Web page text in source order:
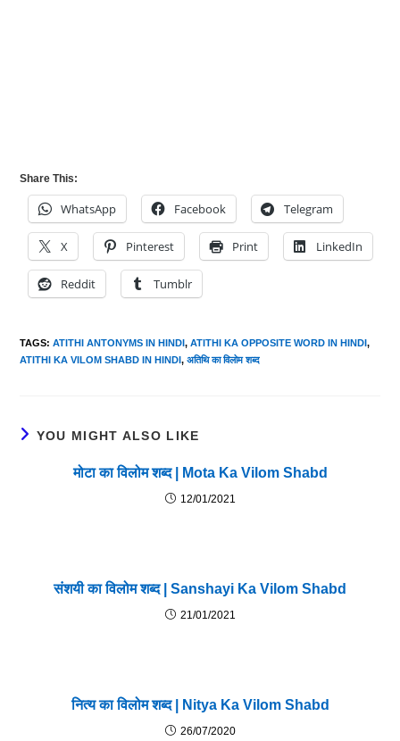
Share This:
WhatsApp Facebook Telegram
X Pinterest Print LinkedIn
Reddit Tumblr
TAGS:ATITHI ANTONYMS IN HINDI, ATITHI KA OPPOSITE WORD IN HINDI,
ATITHI KA VILOM SHABD IN HINDI, अतिथि का विलोम शब्द
YOU MIGHT ALSO LIKE
मोटा का विलोम शब्द | Mota Ka Vilom Shabd
12/01/2021
संशयी का विलोम शब्द | Sanshayi Ka Vilom Shabd
21/01/2021
नित्य का विलोम शब्द | Nitya Ka Vilom Shabd
26/07/2020